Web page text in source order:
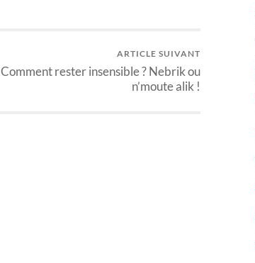
ARTICLE SUIVANT
Comment rester insensible ? Nebrik ou
n’moute alik !